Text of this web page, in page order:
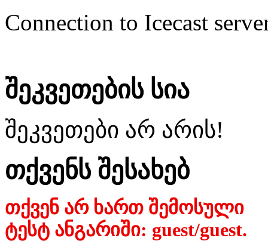
Connection to Icecast
შეკვეთების სია
შეკვეთები არ არის!
თქვენს შესახებ
თქვენ არ ხართ შემოსული
ტესტ ანგარიში: guest/guest.